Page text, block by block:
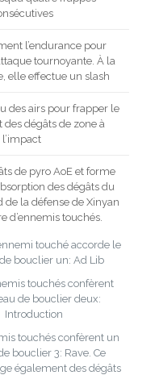
l’endurance pour
tournoyante. À la
elle effectue un slash
des airs pour frapper le
des dégâts de zone à
l’impact
de pyro AoE et forme
des dégâts du
de la défense de Xinyan
d’ennemis touchés.
touché accorde le
bouclier un: Ad Lib
touchés confèrent
de bouclier deux:
Introduction
touchés confèrent un
bouclier 3: Rave. Ce
également des dégâts